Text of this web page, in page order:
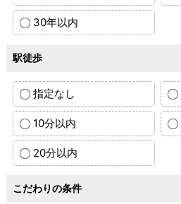
30年以内
駅徒歩
指定なし
10分以内
20分以内
こだわりの条件